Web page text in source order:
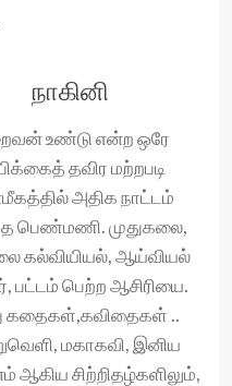
நாகினி
உண்டு என்ற ஒரே
தவிர மற்றபடி
அதிக நாட்டம்
பெண்மணி. முதுகலை,
கல்வியியல், ஆய்வியல்
பட்டம் பெற்ற ஆசிரியை.
கதைகள்,கவிதைகள் ..
மகாகவி, இனிய
ஆகிய சிற்றிதழ்களிலும்,